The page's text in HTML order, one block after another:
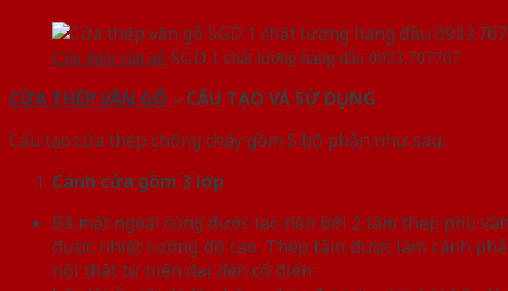
Cửa thép vân gỗ SGD 1 chất lượng hàng đầu 0933.707707
CỬA THÉP VÂN GỖ – CẤU TẠO VÀ SỬ DỤNG
Cấu tạo cửa thép chống cháy gồm 5 bộ phận như sau:
Cánh cửa gồm 3 lớp
Bề mặt ngoài cùng được tạo nên bởi 2 tấm thép phủ
được nhiệt cường độ cao. Thép tấm được làm cánh
nội thất từ hiện đại đến cổ điển.